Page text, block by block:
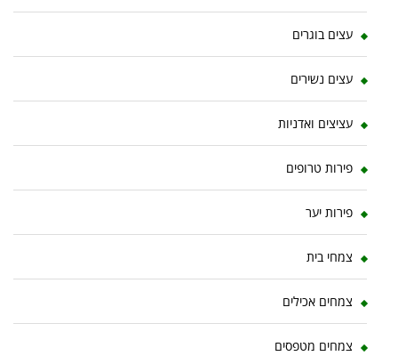
עצים בוגרים
עצים נשירים
עציצים ואדניות
פירות טרופים
פירות יער
צמחי בית
צמחים אכילים
צמחים מטפסים